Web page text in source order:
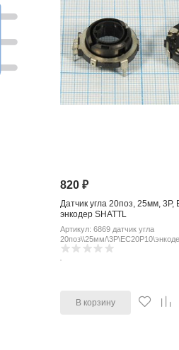
820 ₽
Датчик угла 20поз, 25мм, 3P,
энкодер SHATTL
Артикул: 6869 датчик угла
20поз\\25мм/
В корзину